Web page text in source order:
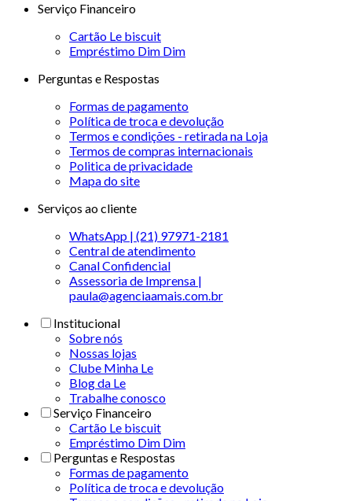
Serviço Financeiro
Cartão Le biscuit
Empréstimo Dim Dim
Perguntas e Respostas
Formas de pagamento
Política de troca e devolução
Termos e condições - retirada na Loja
Termos de compras internacionais
Politica de privacidade
Mapa do site
Serviços ao cliente
WhatsApp | (21) 97971-2181
Central de atendimento
Canal Confidencial
Assessoria de Imprensa |
paula@agenciaamais.com.br
Institucional
Sobre nós
Nossas lojas
Clube Minha Le
Blog da Le
Trabalhe conosco
Serviço Financeiro
Cartão Le biscuit
Empréstimo Dim Dim
Perguntas e Respostas
Formas de pagamento
Política de troca e devolução